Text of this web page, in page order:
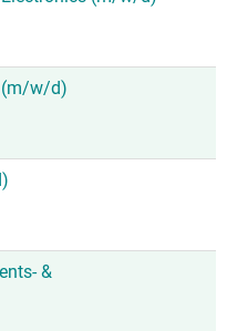
(m/w/d)
&